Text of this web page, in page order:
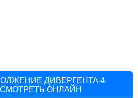
ДИВЕРГЕНТА 4
СМОТРЕТЬ ОНЛАЙН